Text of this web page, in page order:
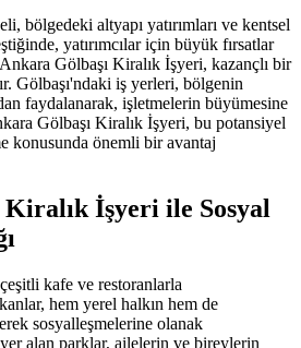
bölgedeki altyapı yatırımları ve kentsel
yatırımcılar için büyük fırsatlar
Gölbaşı Kiralık İşyeri, kazançlı bir
Gölbaşı'ndaki iş yerleri, bölgenin
faydalanarak, işletmelerin büyümesine
Gölbaşı Kiralık İşyeri, bu potansiyel
konusunda önemli bir avantaj
Kiralık İşyeri ile Sosyal
kafe ve restoranlarla
hem yerel halkın hem de
sosyalleşmelerine olanak
yer alan parklar, ailelerin ve bireylerin